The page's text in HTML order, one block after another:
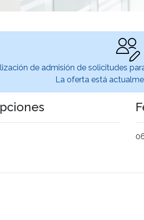
de admisión de solicitudes
La oferta está